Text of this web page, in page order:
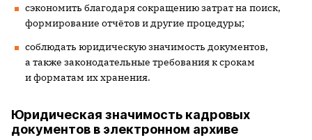
сэкономить благодаря сокращению затрат на поиск,
формирование отчётов и другие процедуры;
соблюдать юридическую значимость документов,
а также законодательные требования к срокам
и форматам их хранения.
Юридическая значимость кадровых
документов в электронном архиве